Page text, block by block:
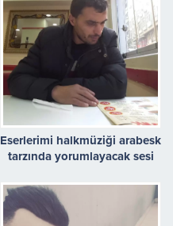
Eserlerimi halkmüziği arabesk
tarzında yorumlayacak sesi